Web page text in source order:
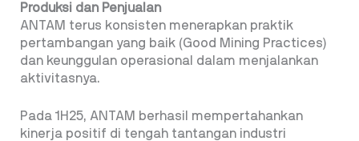
Produksi dan Penjualan
ANTAM terus konsisten menerapkan praktik
pertambangan yang baik (Good Mining Practices)
dan keunggulan operasional dalam menjalankan
aktivitasnya.
Pada 1H25, ANTAM berhasil mempertahankan
kinerja positif di tengah tantangan industri